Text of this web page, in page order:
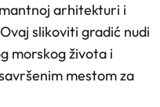
arhitekturi i
slikoviti gradić nudi
morskog života i
mestom za